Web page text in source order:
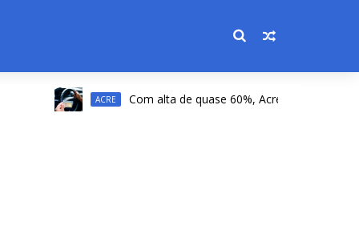
ACRE Com alta de quase 60%, Acre registra a 2ª maior